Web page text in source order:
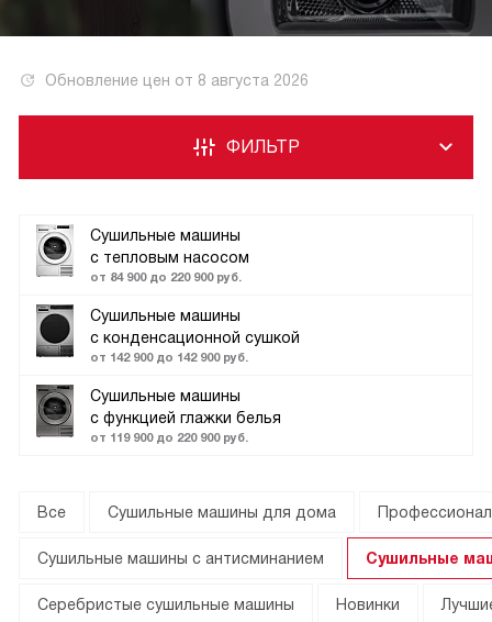
Обновление цен от 8 августа 2026
Сушильные машины
с тепловым насосом
от 84 900 до 220 900 руб.
Сушильные машины
с конденсационной сушкой
от 142 900 до 142 900 руб.
Сушильные машины
с функцией глажки белья
от 119 900 до 220 900 руб.
ФИЛЬТР
Все Сушильные машины для дома
Сушильные машины с антисминанием Сушильные
Серебристые сушильные машины Новинки